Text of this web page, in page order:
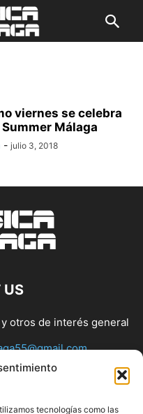
tecnologías como las
viernes se celebra
Málaga
- julio 3, 2018
US
otros de interés general